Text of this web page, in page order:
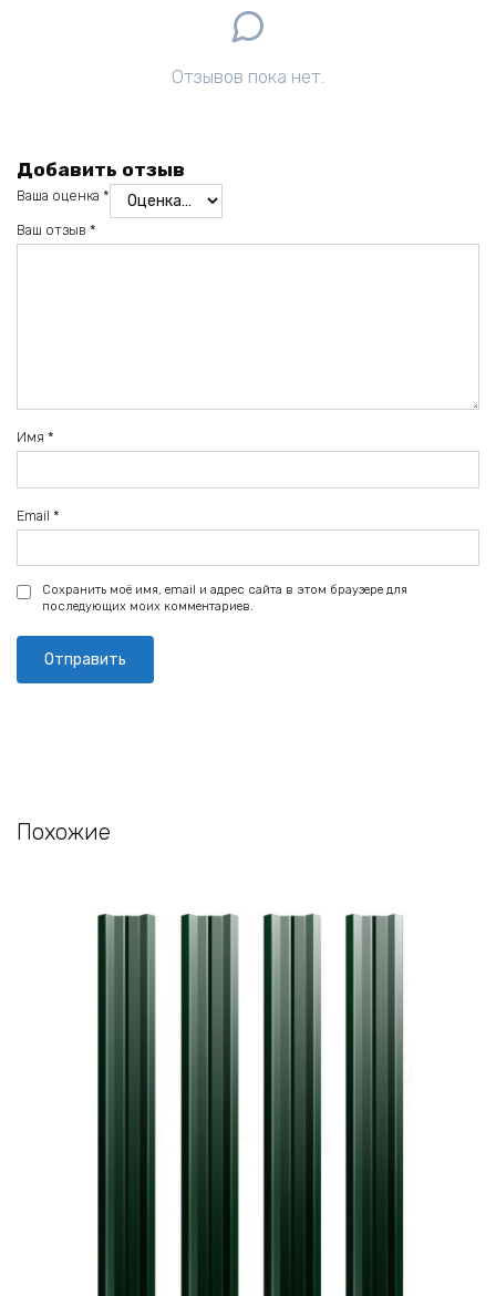
Отзывов пока нет.
Добавить отзыв
Ваша оценка *
Ваш отзыв *
Имя *
Email *
Сохранить моё имя, email и адрес сайта в этом браузере для
последующих моих комментариев.
Похожие